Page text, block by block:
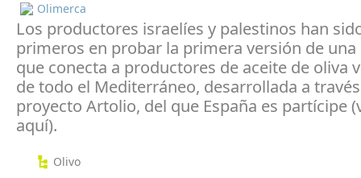
Olimerca
Los productores israelíes y palestinos han
primeros en probar la primera versión de una
que conecta a productores de aceite de oliva
de todo el Mediterráneo, desarrollada a
proyecto Artolio, del que España es partícipe
aquí).
Olivo